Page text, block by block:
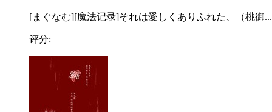
[まぐなむ][魔法记录]それは愛しくありふれた、（桃御...
评分: